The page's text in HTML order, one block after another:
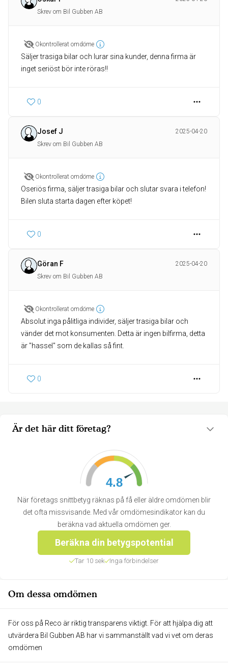
Är det här ditt företag?
4.8
När företags snittbetyg räknas på få eller äldre omdömen blir
det ofta missvisande. Med vår omdömesindikator kan du
beräkna vad aktuella omdömen ger.
Beräkna din betygspotential
Tar 10 sek Inga förbindelser
Om dessa omdömen
För oss på Reco är riktig transparens viktigt. För att hjälpa dig att
utvärdera Bil Gubben AB har vi sammanställt vad vi vet om deras
omdömen
Skrev om Bil Gubben AB
Okontrollerat omdöme
Säljer trasiga bilar och lurar sina kunder, denna firma är
inget seriöst bör inte röras!!
0
Josef J
2025-04-20
Skrev om Bil Gubben AB
Okontrollerat omdöme
Oseriös firma, säljer trasiga bilar och slutar svara i telefon!
Bilen sluta starta dagen efter köpet!
0
Göran F
2025-04-20
Skrev om Bil Gubben AB
Okontrollerat omdöme
Absolut inga pålitliga individer, säljer trasiga bilar och
vänder det mot konsumenten. Detta är ingen bilfirma, detta
är "hassel" som de kallas så fint.
0